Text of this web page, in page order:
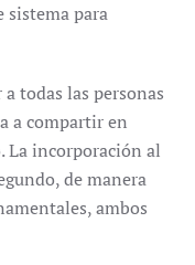
sistema para
todas las personas
a compartir en
La incorporación al
de manera
ambos